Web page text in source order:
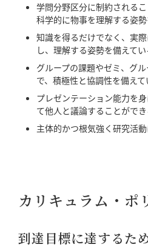
学問分野区分に制約される
科学的に物事を理解する姿勢
知識を得るだけでなく、実
し、理解する姿勢を備えてい
グループの課題やゼミ、グ
で、積極性と協調性を備えて
プレゼンテーション能力を
て他人と議論することができ
主体的かつ根気強く研究活
カリキュラム・ポ
到達目標に達するた